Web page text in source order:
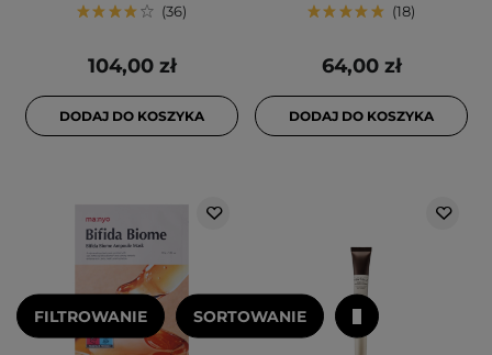
36
104,00 zł
DODAJ DO KOSZYKA
18
64,00 zł
DODAJ DO KOSZYKA
FILTROWANIE SORTOWANIE